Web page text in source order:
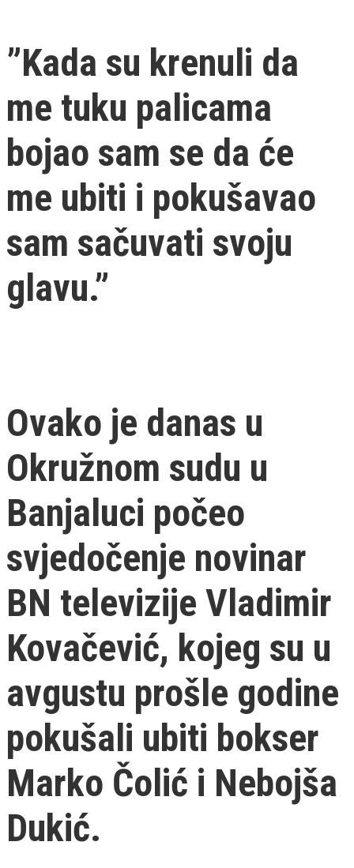
”Kada su krenuli da
me tuku palicama
bojao sam se da će
me ubiti i pokušavao
sam sačuvati svoju
glavu.”
Ovako je danas u
Okružnom sudu u
Banjaluci počeo
svjedočenje novinar
BN televizije Vladimir
Kovačević, kojeg su u
avgustu prošle godine
pokušali ubiti bokser
Marko Čolić i Nebojša
Dukić.